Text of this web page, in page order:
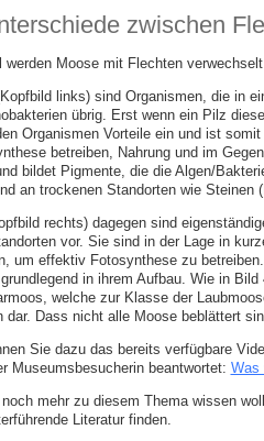
zwischen
werden Moose mit Flechten
links) sind Organismen, die in
übrig. Erst wenn ein Pilz
Organismen Vorteile ein und ist
betreiben, Nahrung und im
bildet Pigmente, die die Algen/
an trockenen Standorten wie
rechts) dagegen sind
vor. Sie sind in der Lage in
um effektiv Fotosynthese zu
in ihrem Aufbau. Wie in
welche zur Klasse der
dar. Dass nicht alle Moose beblättert
Sie dazu das bereits verfügbare
Museumsbesucherin beantwortet: Was
mehr zu diesem Thema wissen
Literatur finden.